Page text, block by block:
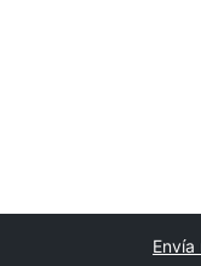
Envía